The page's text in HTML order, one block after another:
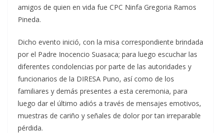
amigos de quien en vida fue CPC Ninfa Gregoria Ramos
Pineda.
Dicho evento inició, con la misa correspondiente brindada
por el Padre Inocencio Suasaca; para luego escuchar las
diferentes condolencias por parte de las autoridades y
funcionarios de la DIRESA Puno, así como de los
familiares y demás presentes a esta ceremonia, para
luego dar el último adiós a través de mensajes emotivos,
muestras de cariño y señales de dolor por tan irreparable
pérdida.